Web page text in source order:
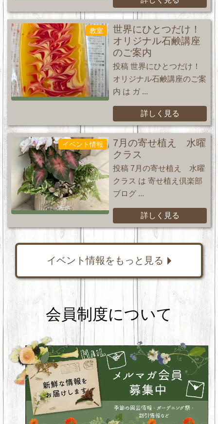
教室
世界にひとつだけ！
オリジナル石鹸講座
のご案内
投稿 世界にひとつだけ！
オリジナル石鹸講座のご案
内 は ガ ...
詳しく見る
イベント情報
7月の寄せ植え 水曜
クラス
投稿 7月の寄せ植え 水曜
クラス は 寄せ植え倶楽部
ブログ ...
詳しく見る
イベント情報をもっと見る
会員制度について